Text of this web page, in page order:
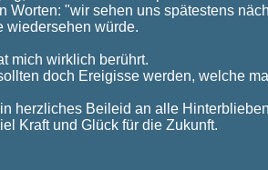
Worten: "wir sehen uns spätestens
wiedersehen würde.
mich wirklich berührt.
doch Ereigisse werden, welche
herzliches Beileid an alle
Kraft und Glück für die Zukunft.